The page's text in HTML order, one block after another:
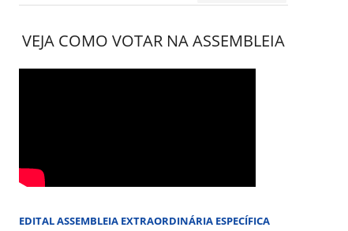
VEJA COMO VOTAR NA ASSEMBLEIA
EDITAL ASSEMBLEIA EXTRAORDINÁRIA ESPECÍFICA